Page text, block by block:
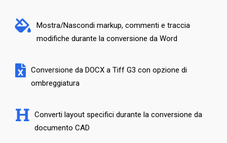
Mostra/Nascondi markup, commenti e traccia
modifiche durante la conversione da Word
Conversione da DOCX a Tiff G3 con opzione di
ombreggiatura
Converti layout specifici durante la conversione da
documento CAD